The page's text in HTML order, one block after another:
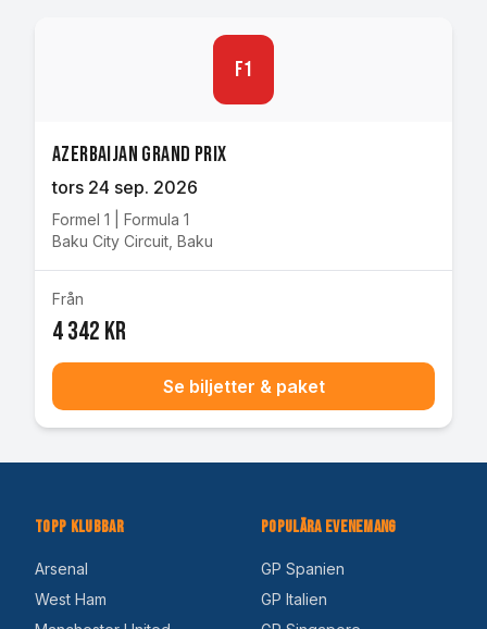
F1
Azerbaijan Grand Prix
tors 24 sep. 2026
Formel 1
Formula 1
Baku City Circuit Baku
Från
4 342 kr
Se biljetter & paket
Topp Klubbar
Arsenal
West Ham
Populära Evenemang
GP Spanien
GP Italien